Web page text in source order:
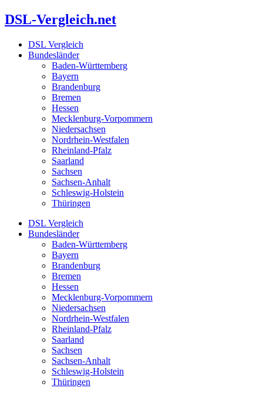
Zum
Inhalt
DSL-Vergleich.net
DSL Vergleich
Bundesländer
Baden-Württemberg
Bayern
Brandenburg
Bremen
Hessen
Mecklenburg-Vorpommern
Niedersachsen
Nordrhein-Westfalen
Rheinland-Pfalz
Saarland
Sachsen
Sachsen-Anhalt
Schleswig-Holstein
Thüringen
DSL Vergleich
Bundesländer
Baden-Württemberg
Bayern
Brandenburg
Bremen
Hessen
Mecklenburg-Vorpommern
Niedersachsen
Nordrhein-Westfalen
Rheinland-Pfalz
Saarland
Sachsen
Sachsen-Anhalt
Schleswig-Holstein
Thüringen